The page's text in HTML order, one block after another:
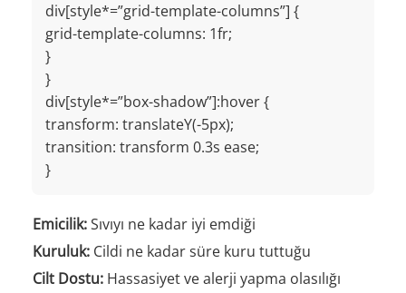
div[style*=”grid-template-columns”] {
grid-template-columns: 1fr;
}
}
div[style*=”box-shadow”]:hover {
transform: translateY(-5px);
transition: transform 0.3s ease;
}
Emicilik:Sıvıyı ne kadar iyi emdiği
Kuruluk:Cildi ne kadar süre kuru tuttuğu
Cilt Dostu:Hassasiyet ve alerji yapma olasılığı